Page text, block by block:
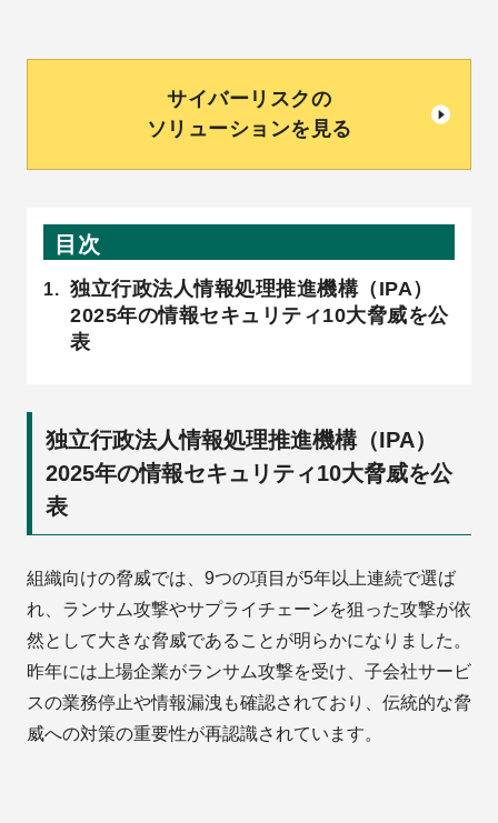
サイバーリスクの
ソリューションを見る
目次
独立行政法人情報処理推進機構（IPA）
2025年の情報セキュリティ10大脅威を公
表
独立行政法人情報処理推進機構（IPA）
2025年の情報セキュリティ10大脅威を公
表
組織向けの脅威では、9つの項目が5年以上連続で選ば
れ、ランサム攻撃やサプライチェーンを狙った攻撃が依
然として大きな脅威であることが明らかになりました。
昨年には上場企業がランサム攻撃を受け、子会社サービ
スの業務停止や情報漏洩も確認されており、伝統的な脅
威への対策の重要性が再認識されています。